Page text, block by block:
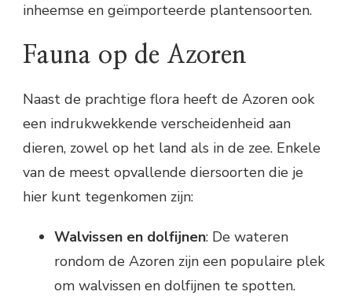
inheemse en geïmporteerde plantensoorten.
Fauna op de Azoren
Naast de prachtige flora heeft de Azoren ook
een indrukwekkende verscheidenheid aan
dieren, zowel op het land als in de zee. Enkele
van de meest opvallende diersoorten die je
hier kunt tegenkomen zijn:
Walvissen en dolfijnen: De wateren
rondom de Azoren zijn een populaire plek
om walvissen en dolfijnen te spotten.